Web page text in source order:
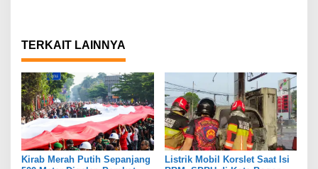
TERKAIT LAINNYA
Kirab Merah Putih Sepanjang
Listrik Mobil Korslet Saat Isi